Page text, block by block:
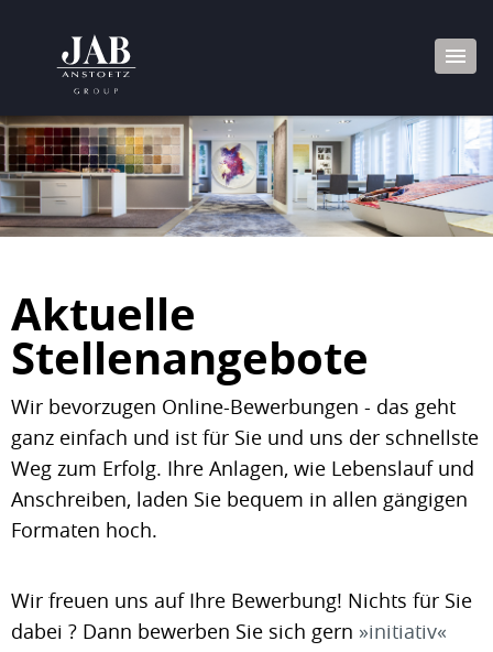
Aktuelle
Stellenangebote
Wir bevorzugen Online-Bewerbungen - das geht
ganz einfach und ist für Sie und uns der schnellste
Weg zum Erfolg. Ihre Anlagen, wie Lebenslauf und
Anschreiben, laden Sie bequem in allen gängigen
Formaten hoch.
Wir freuen uns auf Ihre Bewerbung! Nichts für Sie
dabei ? Dann bewerben Sie sich gern
initiativ